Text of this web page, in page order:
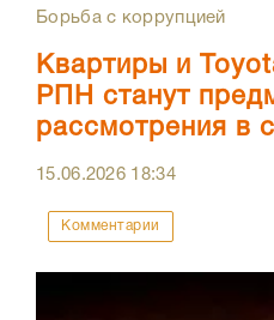
Борьба с коррупцией
Квартиры и
РПН станут
рассмотрения в
15.06.2026 18:34
Комментарии